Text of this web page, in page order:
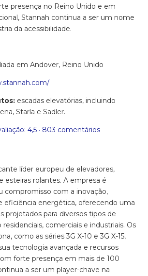
presença no Reino Unido e em
Stannah continua a ser um nome
da acessibilidade.
em Andover, Reino Unido
escadas elevatórias, incluindo
Starla e Sadler.
4,5 · ‎803 comentários
líder europeu de elevadores,
esteiras rolantes. A empresa é
compromisso com a inovação,
eficiência energética, oferecendo uma
projetados para diversos tipos de
residenciais, comerciais e industriais. Os
como as séries 3G X-10 e 3G X-15,
tecnologia avançada e recursos
forte presença em mais de 100
a ser um player-chave na